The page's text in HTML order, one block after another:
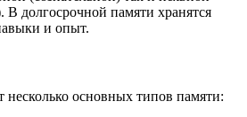
В долгосрочной памяти хранятся
и опыт.
основных типов памяти: